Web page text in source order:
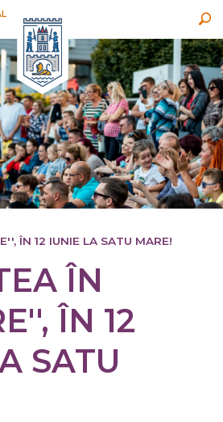
ÎN 12 IUNIE LA SATU MARE!
ÎN
ÎN 12
SATU